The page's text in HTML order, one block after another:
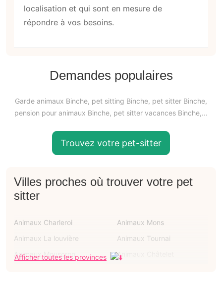
localisation et qui sont en mesure de
répondre à vos besoins.
Demandes populaires
Garde animaux Binche, pet sitting Binche, pet sitter Binche,
pension pour animaux Binche, pet sitter vacances Binche,...
Trouvez votre pet-sitter
Villes proches où trouver votre pet
sitter
Animaux Charleroi
Animaux Mons
Animaux La louvière
Animaux Tournai
Animaux Mouscron
Animaux Châtelet
Afficher toutes les provinces